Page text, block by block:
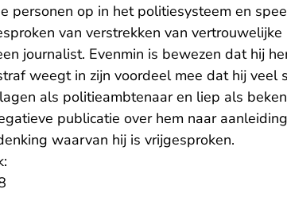
personen op in het politiesysteem en
van verstrekken van
journalist. Evenmin is bewezen dat hij
weegt in zijn voordeel mee dat hij veel
als politieambtenaar en liep als
publicatie over hem naar
waarvan hij is vrijgesproken.